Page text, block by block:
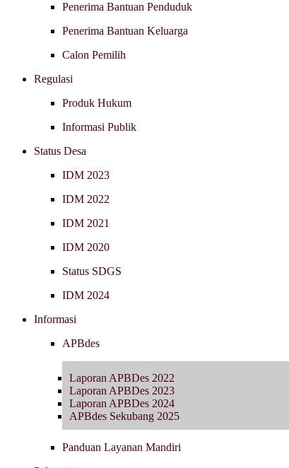
Penerima Bantuan Penduduk
Penerima Bantuan Keluarga
Calon Pemilih
Regulasi
Produk Hukum
Informasi Publik
Status Desa
IDM 2023
IDM 2022
IDM 2021
IDM 2020
Status SDGS
IDM 2024
Informasi
APBdes
Laporan APBDes 2022
Laporan APBDes 2023
Laporan APBDes 2024
APBdes Sekubang 2025
Panduan Layanan Mandiri